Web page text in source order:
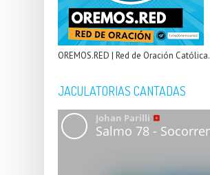
OREMOS.RED | Red de Oración Católica.
JACULATORIAS CANTADAS